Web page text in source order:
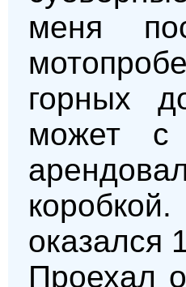
меня
горных
может с
оказался
Проехал